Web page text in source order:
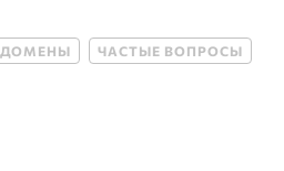
ДОМЕНЫ ЧАСТЫЕ ВОПРОСЫ